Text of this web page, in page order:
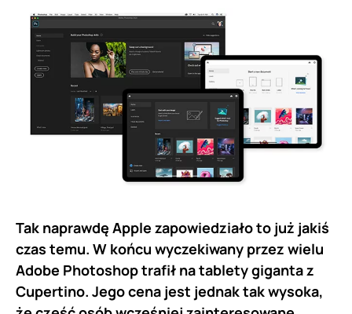
Tak naprawdę Apple zapowiedziało to już jakiś
czas temu. W końcu wyczekiwany przez wielu
Adobe Photoshop trafił na tablety giganta z
Cupertino. Jego cena jest jednak tak wysoka,